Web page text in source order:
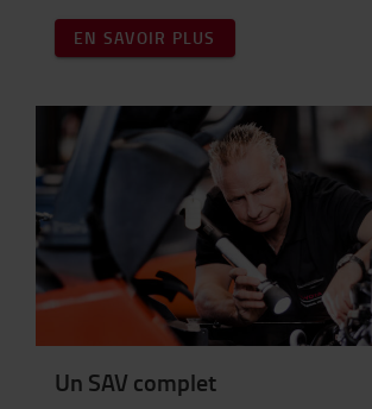
EN SAVOIR PLUS
Un SAV complet